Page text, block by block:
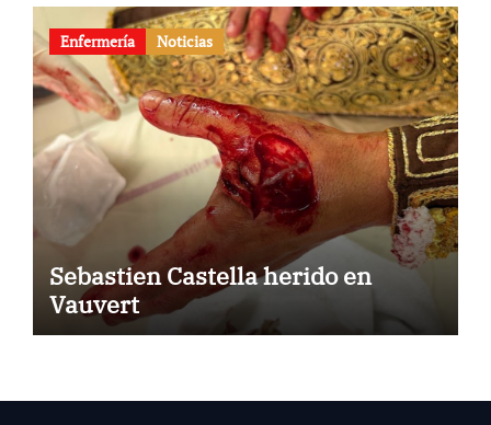
Enfermería Noticias
Sebastien Castella herido en
Vauvert